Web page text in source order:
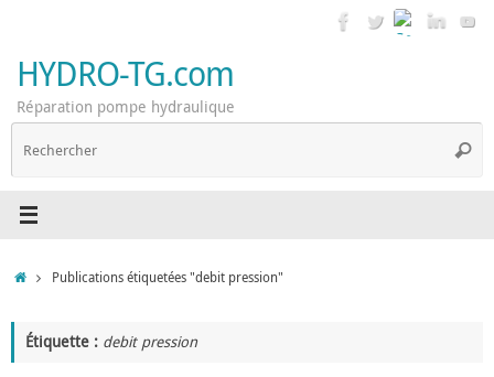
contenu
HYDRO-TG.com
Réparation pompe hydraulique
AccueilPublications étiquetées "debit pression"
Étiquette : debit pression